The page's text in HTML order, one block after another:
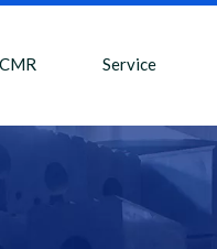
Service